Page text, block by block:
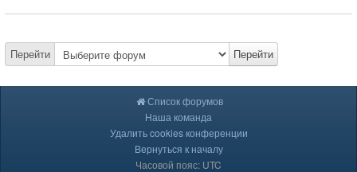
Перейти Перейти
Список форумов
Наша команда
Удалить cookies конференции
Вернуться к началу
Часовой пояс: UTC